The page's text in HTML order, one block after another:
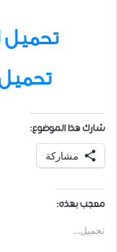
تحميل
شارك هذا الموضوع:
مشاركة
معجب بهذه:
تحميل...